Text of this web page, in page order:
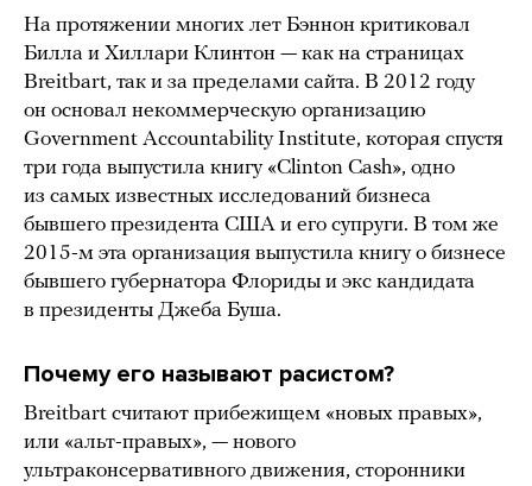
На протяжении многих лет Бэннон критиковал
Билла и Хиллари Клинтон — как на страницах
Breitbart, так и за пределами сайта. В 2012 году
он основал некоммерческую организацию
Government Accountability Institute, которая спустя
три года выпустила книгу «Clinton Cash», одно
из самых известных исследований бизнеса
бывшего президента США и его супруги. В том же
2015-м эта организация выпустила книгу о бизнесе
бывшего губернатора Флориды и экс кандидата
в президенты Джеба Буша.
Почему его называют расистом?
Breitbart считают прибежищем «новых правых»,
или «альт-правых», — нового
ультраконсервативного движения, сторонники